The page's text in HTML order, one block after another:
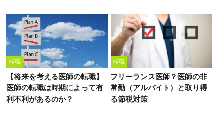
転職
【将来を考える医師の転職】
医師の転職は時期によって有
利不利があるのか？
転職
フリーランス医師？医師の非
常勤（アルバイト）と取り得
る節税対策